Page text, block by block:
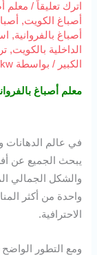
اترك تعليقاً / معلم
أصباغ الكويت,
أصباغ بالفروانية,
الداخلية بالكويت,
الكبير / بواسطة
معلم أصباغ
في عالم الدهانات
يبحث الجميع عن
والشكل الجمالي
واحدة من أكثر
الاحترافية.
ومع التطور